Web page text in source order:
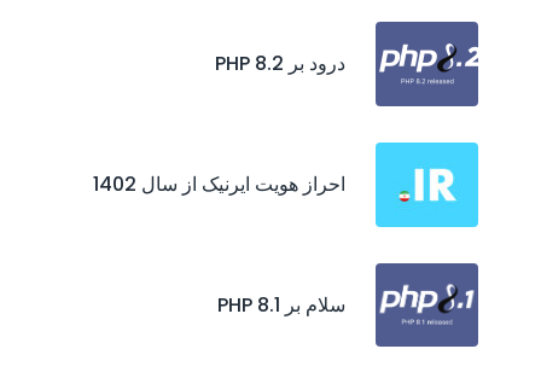
درود بر PHP 8.2
احراز هويت ايرنيک از سال 1402
سلام بر PHP 8.1